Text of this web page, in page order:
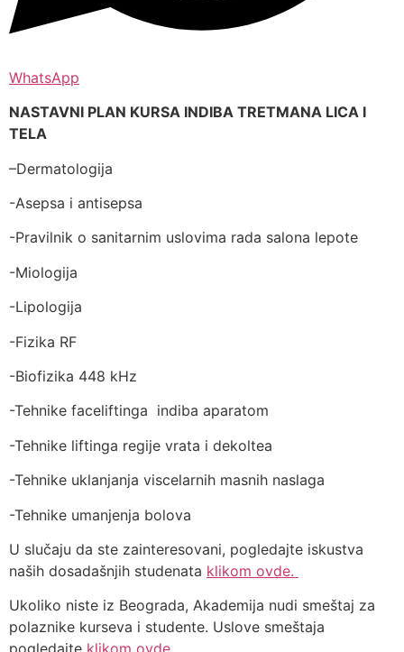
WhatsApp
NASTAVNI PLAN KURSA INDIBA TRETMANA LICA I
TELA
–Dermatologija
-Asepsa i antisepsa
-Pravilnik o sanitarnim uslovima rada salona lepote
-Miologija
-Lipologija
-Fizika RF
-Biofizika 448 kHz
-Tehnike faceliftinga indiba aparatom
-Tehnike liftinga regije vrata i dekoltea
-Tehnike uklanjanja viscelarnih masnih naslaga
-Tehnike umanjenja bolova
U slučaju da ste zainteresovani, pogledajte iskustva
naših dosadašnjih studenata klikom ovde.
Ukoliko niste iz Beograda, Akademija nudi smeštaj za
polaznike kurseva i studente. Uslove smeštaja